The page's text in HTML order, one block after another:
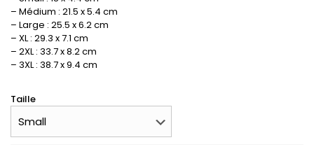
– Médium : 21.5 x 5.4 cm
– Large : 25.5 x 6.2 cm
– XL : 29.3 x 7.1 cm
– 2XL : 33.7 x 8.2 cm
– 3XL : 38.7 x 9.4 cm
Taille